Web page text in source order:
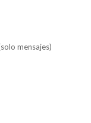
mensajes)